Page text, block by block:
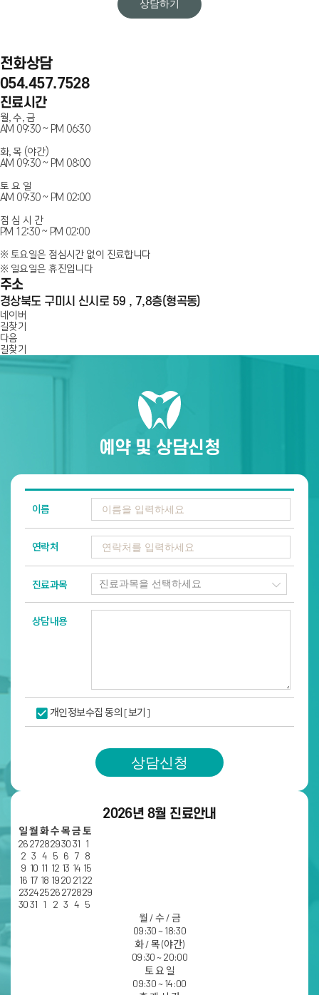
상담하기
전화상담
054.457.7528
진료시간
월, 수, 금
AM 09:30 ~ PM 06:30
화, 목 (야간)
AM 09:30 ~ PM 08:00
토 요 일
AM 09:30 ~ PM 02:00
점 심 시 간
PM 12:30 ~ PM 02:00
※ 토요일은 점심시간 없이 진료합니다
※ 일요일은 휴진입니다
주소
경상북도 구미시 신시로 59 , 7,8층(형곡동)
네이버
길찾기
다음
길찾기
예약 및 상담신청
2026년 8월 진료안내
일월 화수목금토
262728293031 1
2 3 4 5 6 7 8
9 10 11 12 13 14 15
16 17 18 1920 2122
23242526272829
3031 1 2 3 4 5
월 / 수 / 금
09:30 ~ 18:30
화 / 목 (야간)
09:30 ~ 20:00
토 요 일
09:30 ~ 14:00
이름
연락처
진료과목
상담내용
개인정보수집 동의 [보기]
상담신청